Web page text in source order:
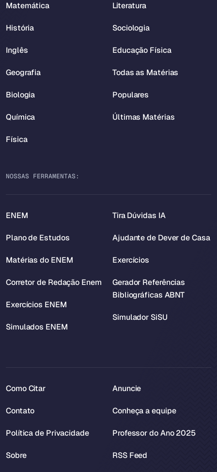
Matemática
História
Inglês
Geografia
Biologia
Química
Física
Literatura
Sociologia
Educação Física
Todas as Matérias
Populares
Últimas Matérias
NOSSAS FERRAMENTAS:
ENEM
Plano de Estudos
Matérias do ENEM
Corretor de Redação Enem
Exercícios ENEM
Simulados ENEM
Tira Dúvidas IA
Ajudante de Dever de Casa
Exercícios
Gerador Referências
Bibliográficas ABNT
Simulador SiSU
Como Citar
Contato
Política de Privacidade
Sobre
Anuncie
Conheça a equipe
Professor do Ano 2025
RSS Feed